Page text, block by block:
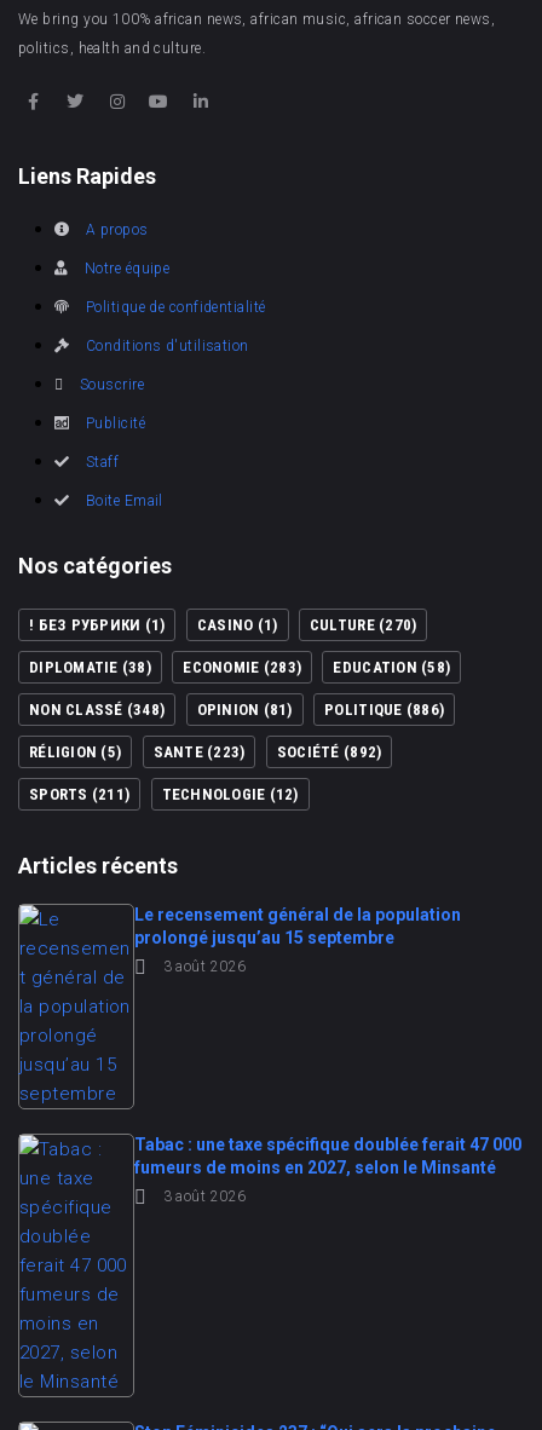
We bring you 100% african news, african music, african soccer news,
politics, health and culture.
Liens Rapides
A propos
Notre équipe
Politique de confidentialité
Conditions d'utilisation
Souscrire
Publicité
Staff
Boite Email
Nos catégories
! БЕЗ РУБРИКИ (1) CASINO (1) CULTURE(270)
DIPLOMATIE (38) ECONOMIE (283) EDUCATION (58)
NON CLASSÉ (348) OPINION (81) POLITIQUE (886)
RÉLIGION (5) SANTE(223) SOCIÉTÉ (892)
SPORTS (211) TECHNOLOGIE (12)
Articles récents
Le recensement général de la population
prolongé jusqu’au 15 septembre
3 août 2026
Tabac : une taxe spécifique doublée ferait 47 000
fumeurs de moins en 2027, selon le Minsanté
3 août 2026